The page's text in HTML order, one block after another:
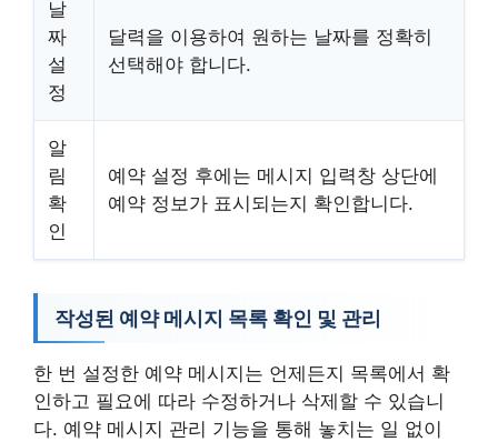
날
짜
설
정
달력을 이용하여 원하는 날짜를 정확히
선택해야 합니다.
알
림
확
인
예약 설정 후에는 메시지 입력창 상단에
예약 정보가 표시되는지 확인합니다.
작성된 예약 메시지 목록 확인 및 관리
한 번 설정한 예약 메시지는 언제든지 목록에서 확
인하고 필요에 따라 수정하거나 삭제할 수 있습니
다. 예약 메시지 관리 기능을 통해 놓치는 일 없이